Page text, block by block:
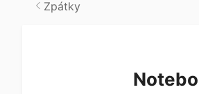
Zpátky